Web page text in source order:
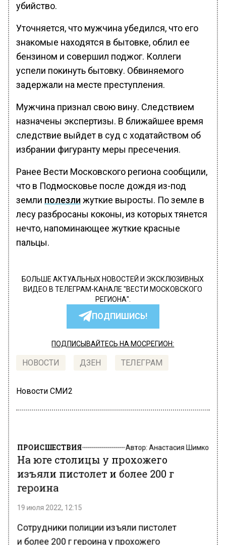
убийство.
Уточняется, что мужчина убедился, что его
знакомые находятся в бытовке, облил ее
бензином и совершил поджог. Коллеги
успели покинуть бытовку. Обвиняемого
задержали на месте преступления.
Мужчина признал свою вину. Следствием
назначены экспертизы. В ближайшее время
следствие выйдет в суд с ходатайством об
избрании фигуранту меры пресечения.
Ранее Вести Московского региона сообщили,
что в Подмосковье после дождя из-под
земли полезли жуткие выросты. По земле в
лесу разбросаны коконы, из которых тянется
нечто, напоминающее жуткие красные
пальцы.
БОЛЬШЕ АКТУАЛЬНЫХ НОВОСТЕЙ И ЭКСКЛЮЗИВНЫХ
ВИДЕО В ТЕЛЕГРАМ-КАНАЛЕ "ВЕСТИ МОСКОВСКОГО
РЕГИОНА".
ПОДПИШИСЬ!
ПОДПИСЫВАЙТЕСЬ НА МОСРЕГИОН:
НОВОСТИ ДЗЕН ТЕЛЕГРАМ
Новости СМИ2
ПРОИСШЕСТВИЯ Автор: Анастасия Шимко
На юге столицы у прохожего
изъяли пистолет и более 200 г
героина
19 июля 2022, 12:15
Сотрудники полиции изъяли пистолет
и более 200 г героина у прохожего